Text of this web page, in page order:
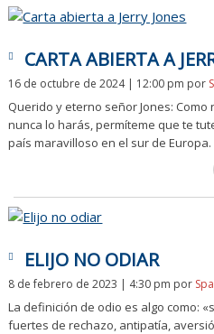
CARTA ABIERTA A
16 de octubre de 2024 | 12:00 pm por
Querido y eterno señor Jones:
nunca lo harás, permíteme que te
país maravilloso en el sur de
ELIJO NO ODIAR
8 de febrero de 2023 | 4:30 pm por
La definición de odio es algo como:
fuertes de rechazo, antipatía,